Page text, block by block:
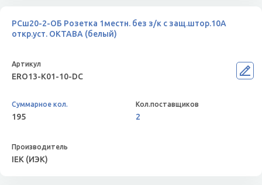
РСш20-2-ОБ Розетка 1местн. без з/к с защ.штор.10А
откр.уст. ОКТАВА (белый)
ERO13-K01-10-DC
195 2
IEK (ИЭК)